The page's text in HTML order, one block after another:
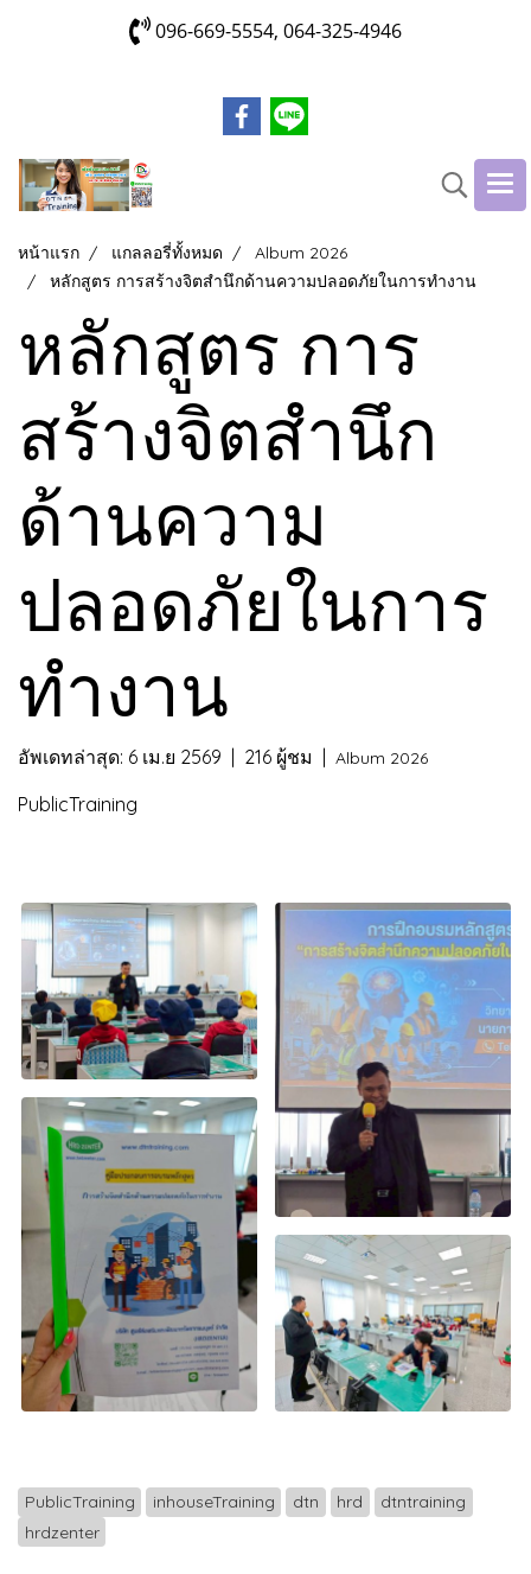
096-669-5554, 064-325-4946
หน้าแรก แกลลอรี่ทั้งหมด
Album 2026
หลักสูตร การสร้างจิตสำนึกด้านความปลอดภัยในการทำงาน
หลักสูตร การ
สร้างจิตสำนึก
ด้านความ
ปลอดภัยในการ
ทำงาน
อัพเดทล่าสุด: 6 เม.ย 2569 216 ผู้ชม Album 2026
PublicTraining
PublicTraining inhouseTraining dtn hrd
dtntraining
hrdzenter